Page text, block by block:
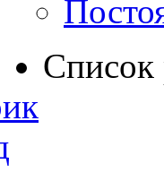
Список